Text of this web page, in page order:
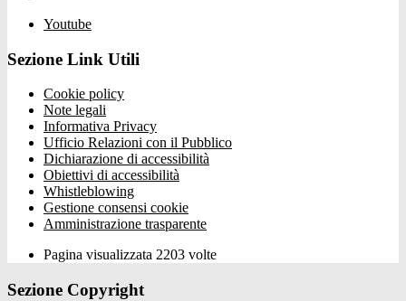
Youtube
Sezione Link Utili
Cookie policy
Note legali
Informativa Privacy
Ufficio Relazioni con il Pubblico
Dichiarazione di accessibilità
Obiettivi di accessibilità
Whistleblowing
Gestione consensi cookie
Amministrazione trasparente
Pagina visualizzata 2203 volte
Sezione Copyright